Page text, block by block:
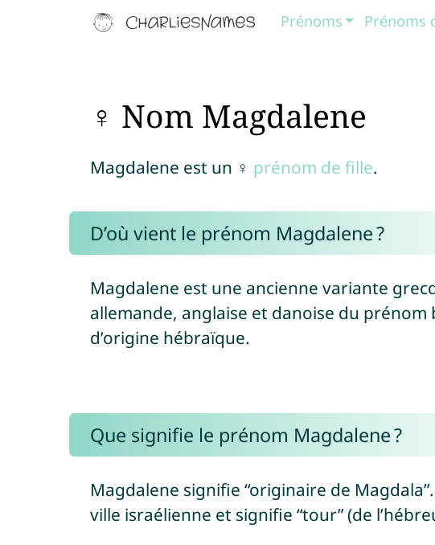
Prénoms Prénoms
♀ Nom Magdalene
Magdalene est un ♀ prénom de fille.
D’où vient le prénom Magdalene ?
Magdalene est une ancienne variante
allemande, anglaise et danoise du prénom
d’origine hébraïque.
Que signifie le prénom Magdalene ?
Magdalene signifie “originaire de